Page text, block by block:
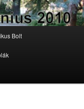
Bolt